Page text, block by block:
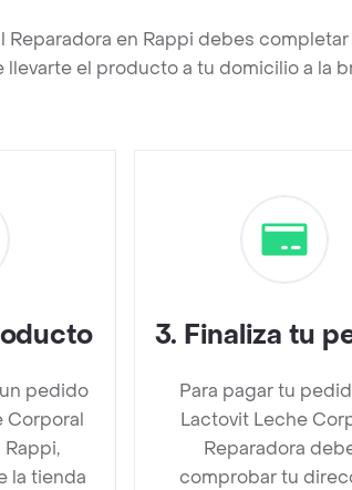
Reparadora en Rappi debes
llevarte el producto a tu domicilio a la
pedido
Corporal
la tienda
3. Finaliza tu
Para pagar tu
Lactovit Leche
Reparadora
comprobar tu